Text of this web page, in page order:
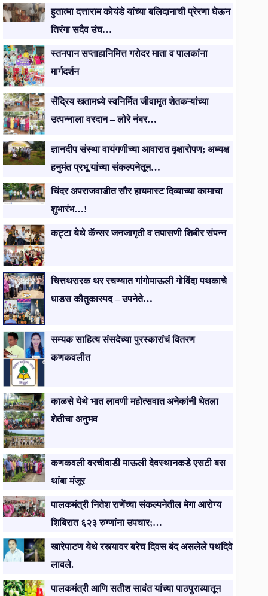
हुतात्मा दत्ताराम कोयंडे यांच्या बलिदानाची प्रेरणा घेऊन
तिरंगा सदैव उंच…
स्तनपान सप्ताहानिमित्त गरोदर माता व पालकांना
मार्गदर्शन
सेंद्रिय खतामध्ये स्वनिर्मित जीवामृत शेतकऱ्यांच्या
उत्पन्नाला वरदान – लोरे नंबर…
ज्ञानदीप संस्था वायंगणीच्या आवारात वृक्षारोपण; अध्यक्ष
हनुमंत प्रभू यांच्या संकल्पनेतून…
चिंदर अपराजवाडीत सौर हायमास्ट दिव्याच्या कामाचा
शुभारंभ…!
कट्टा येथे कॅन्सर जनजागृती व तपासणी शिबीर संपन्न
चित्तथरारक थर रचण्यात गांगोमाऊली गोविंदा पथकाचे
धाडस कौतुकास्पद – उपनेते…
सम्यक साहित्य संसदेच्या पुरस्कारांचं वितरण
कणकवलीत
काळसे येथे भात लावणी महोत्सवात अनेकांनी घेतला
शेतीचा अनुभव
कणकवली वरचीवाडी माऊली देवस्थानकडे एसटी बस
थांबा मंजूर
पालकमंत्री नितेश राणेंच्या संकल्पनेतील मेगा आरोग्य
शिबिरात ६२३ रुग्णांना उपचार;…
खारेपाटण येथे रस्त्यावर बरेच दिवस बंद असलेले पथदिवे
लावले.
पालकमंत्री आणि सतीश सावंत यांच्या पाठपुराव्यातून